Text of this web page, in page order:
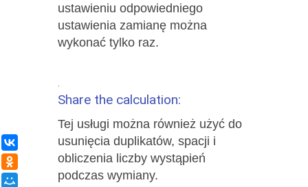
ustawieniu odpowiedniego
ustawienia zamianę można
wykonać tylko raz.
Share the calculation:
Tej usługi można również użyć do
usunięcia duplikatów, spacji i
obliczenia liczby wystąpień
podczas wymiany.
ВКонтакте
Одноклассники
Мой Мир